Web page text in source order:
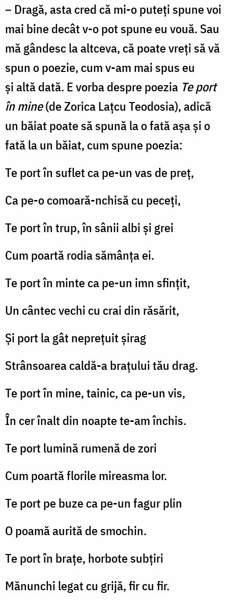
băiat
și
o
fată
/
Foto:
Pr.
Benedict
– Dragă, asta cred că mi-o puteţi spune voi
mai bine decât v-o pot spune eu vouă. Sau
mă gândesc la altceva, că poate vreţi să vă
spun o poezie, cum v-am mai spus eu
şi altă dată. E vorba despre poezia Te port
în mine(de Zorica Lațcu Teodosia), adică
un băiat poate să spună la o fată aşa şi o
fată la un băiat, cum spune poezia:
Te port în suflet ca pe-un vas de preţ,
Ca pe-o comoară-nchisă cu peceţi,
Te port în trup, în sânii albi şi grei
Cum poartă rodia sămânţa ei.
Te port în minte ca pe-un imn sfinţit,
Un cântec vechi cu crai din răsărit,
Şi port la gât nepreţuit şirag
Strânsoarea caldă-a braţului tău drag.
Te port în mine, tainic, ca pe-un vis,
În cer înalt din noapte te-am închis.
Te port lumină rumenă de zori
Cum poartă florile mireasma lor.
Te port pe buze ca pe-un fagur plin
O poamă aurită de smochin.
Te port în braţe, horbote subţiri
Mănunchi legat cu grijă, fir cu fir.